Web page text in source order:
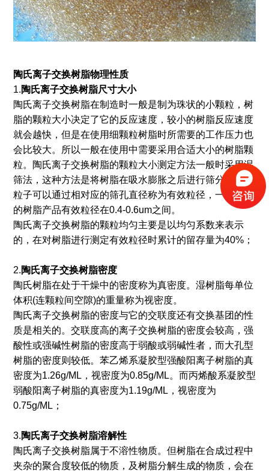
陶氏离子交换树脂物理性质
1.陶氏离子交换树脂尺寸大小
陶氏离子交换树脂在制造时一般是制为珠状的小颗粒，树
脂的颗粒大小决定了它的反应速度，较小的树脂反应速度
就会越快，但是在使用细颗粒树脂时所需要的工作压力也
会比较大。所以一般在使用中需要采用合适大小的树脂颗
粒。陶氏离子交换树脂的颗粒大小测定方法一般时采用湿
筛法，这种方法是将树脂在吸水膨胀之后进行筛分，90%
粒子可以通过相对应的筛孔直径称为有效粒径，一般使用
的树脂产品有效粒径在0.4-0.6um之间。
陶氏离子交换树脂的颗粒均匀主要是以均匀系数来表示
的，在对树脂进行测定有效粒径时累计的留存量为40%；
2.陶氏离子交换树脂密度
陶氏树脂在处于干燥中的密度称为真密度。湿树脂每单位
体积(连颗粒间空隙)的重量称为视密度。
陶氏离子交换树脂的密度与它的交联度还有交换基团的性
质是相关的。交联度高的离子交换树脂的密度会较高，强
酸性或强碱性树脂的密度高于弱酸或弱碱性者，而大孔型
树脂的密度则较低。苯乙烯系凝胶型强酸阳离子树脂的真
密度为1.26g/ML，视密度为0.85g/ML。而丙烯酸系凝胶型
弱酸阳离子树脂的真密度为1.19g/ML，视密度为
0.75g/ML；
3.陶氏离子交换树脂溶解性
陶氏离子交换树脂属于不溶性物质。但树脂在合成过程中
夹杂的聚合度较低的物质，及树脂分解生成的物质，会在